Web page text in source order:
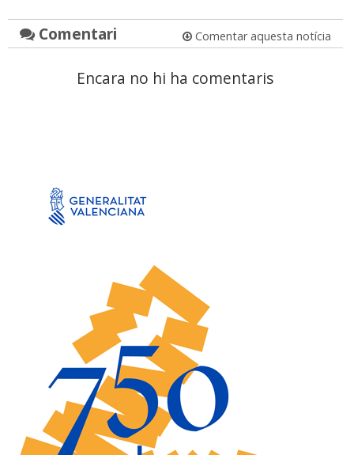
Comentari Comentar aquesta notícia
Encara no hi ha comentaris